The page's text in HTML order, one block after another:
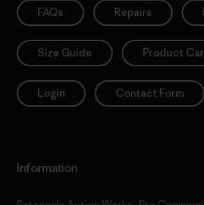
FAQs Repairs
Size Guide Product
Login Contact Form
Information